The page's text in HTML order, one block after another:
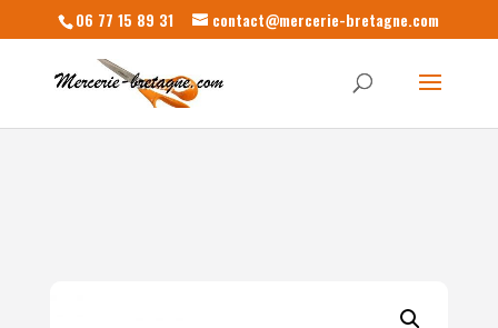
06 77 15 89 31 contact@mercerie-bretagne.com